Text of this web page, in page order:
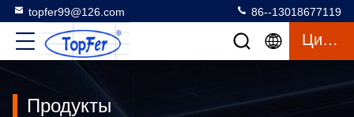
topfer99@126.com 86--13018677119
Цитата
Продукты